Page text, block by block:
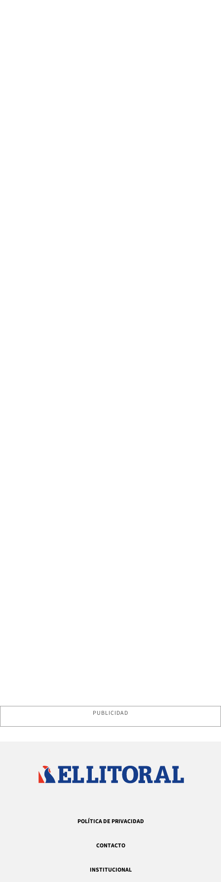
PUBLICIDAD
POLÍTICA DE PRIVACIDAD
CONTACTO
INSTITUCIONAL